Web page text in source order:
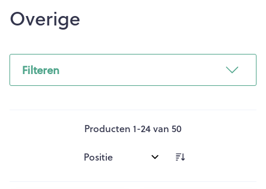
Overige
Filteren
Producten 1-24van 50
Sorteer op: